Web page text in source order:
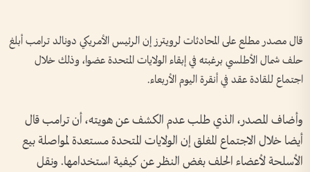
قال مصدر مطلع ‌على ​المحادثات لرويترز إن الرئيس الأمريكي دونالد ترامب أبلغ
حلف شمال الأطلسي برغبته في إبقاء الولايات المتحدة عضوا، وذلك خلال
⁠اجتماع للقادة عقد في أنقرة اليوم الأربعاء.
وأضاف المصدر، الذي طلب عدم الكشف عن هويته، ‌أن ترامب قال
أيضا خلال الاجتماع المغلق إن الولايات المتحدة ‌مستعدة لمواصلة بيع
الأسلحة لأعضاء الحلف ‌بغض النظر عن كيفية ‌استخدامها. ونقل